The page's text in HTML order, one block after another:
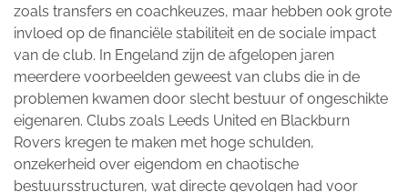
zoals transfers en coachkeuzes, maar hebben ook grote
invloed op de financiële stabiliteit en de sociale impact
van de club. In Engeland zijn de afgelopen jaren
meerdere voorbeelden geweest van clubs die in de
problemen kwamen door slecht bestuur of ongeschikte
eigenaren. Clubs zoals Leeds United en Blackburn
Rovers kregen te maken met hoge schulden,
onzekerheid over eigendom en chaotische
bestuursstructuren, wat directe gevolgen had voor